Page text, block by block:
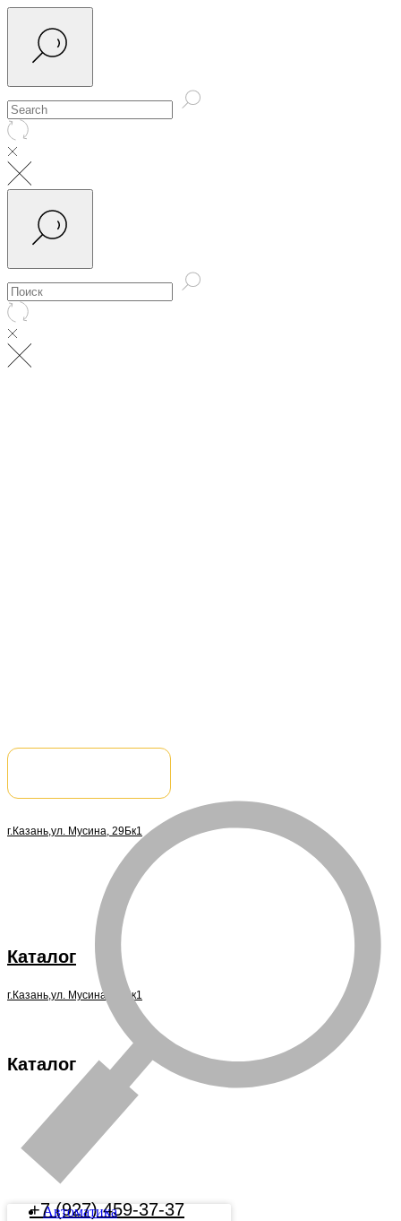
г.Казань,ул. Мусина, 29Бк1
Каталог
г.Казань,ул. Мусина, 29Бк1
Каталог
+7 (927) 459-37-37
Автоматика